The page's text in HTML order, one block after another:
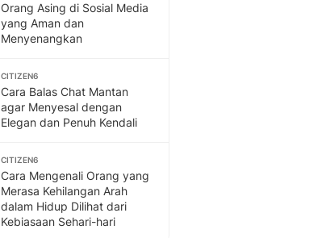
Orang Asing di Sosial Media
yang Aman dan
Menyenangkan
CITIZEN6
Cara Balas Chat Mantan
agar Menyesal dengan
Elegan dan Penuh Kendali
CITIZEN6
Cara Mengenali Orang yang
Merasa Kehilangan Arah
dalam Hidup Dilihat dari
Kebiasaan Sehari-hari